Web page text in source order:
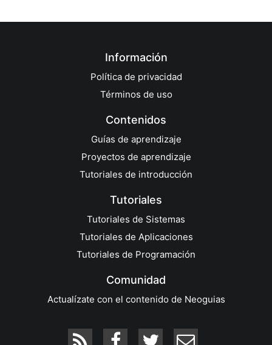
Información
Política de privacidad
Términos de uso
Contenidos
Guías de aprendizaje
Proyectos de aprendizaje
Tutoriales de introducción
Tutoriales
Tutoriales de Sistemas
Tutoriales de Aplicaciones
Tutoriales de Programación
Comunidad
Actualízate con el contenido de Neoguias